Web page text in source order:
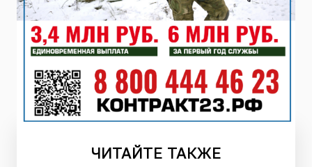
ЧИТАЙТЕ ТАКЖЕ